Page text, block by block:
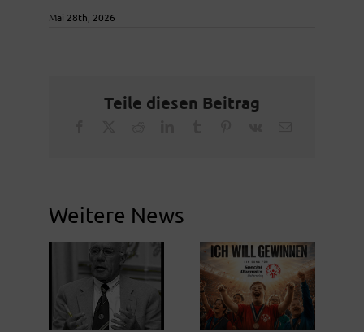
Mai 28th, 2026
Teile diesen Beitrag
Weitere News